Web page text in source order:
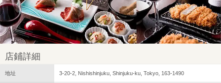
店鋪詳細
地址 3-20-2, Nishishinjuku, Shinjuku-ku, Tokyo, 163-1490